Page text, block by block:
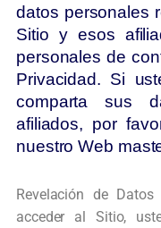
datos personales
Sitio y esos
personales de
Privacidad. Si
comparta sus
afiliados, por
nuestro Web
Revelación de
acceder al Sitio,